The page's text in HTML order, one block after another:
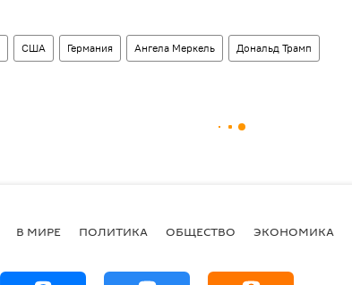
США Германия Ангела Меркель Дональд Трамп
В МИРЕ ПОЛИТИКА ОБЩЕСТВО ЭКОНОМИКА